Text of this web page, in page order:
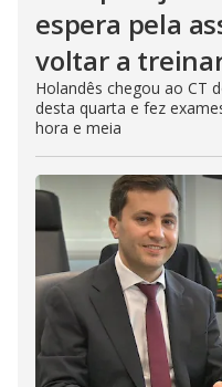
espera pela
voltar a
Holandês chegou ao CT
desta quarta e fez
hora e meia